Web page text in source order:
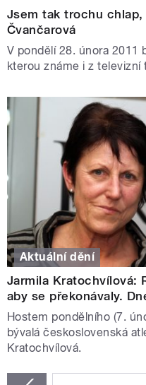
Jsem tak trochu
Čvančarová
V pondělí 28. února 2011
kterou známe i z televizní
Aktuální dění
Jarmila Kratochvílová:
aby se překonávaly.
Hostem pondělního (7.
bývalá československá
Kratochvílová.